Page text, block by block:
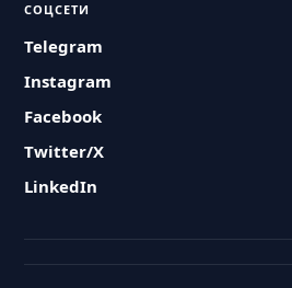
СОЦСЕТИ
Telegram
Instagram
Facebook
Twitter/X
LinkedIn